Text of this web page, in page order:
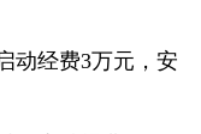
动经费3万元，安